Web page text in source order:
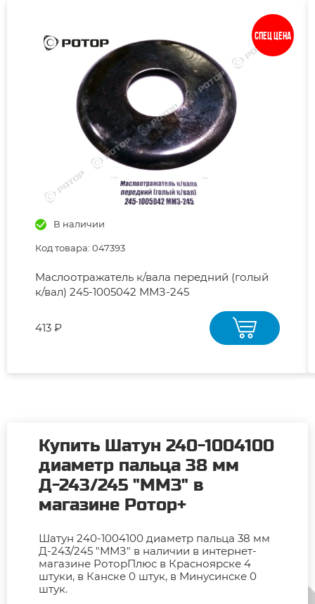
Спец цена
В наличии
Код товара: 047393
Маслоотражатель к/вала передний (голый
к/вал) 245-1005042 ММЗ-245
413 ₽
Купить Шатун 240-1004100
диаметр пальца 38 мм
Д-243/245 "ММЗ" в
магазине Ротор+
Шатун 240-1004100 диаметр пальца 38 мм
Д-243/245 "ММЗ" в наличии в интернет-
магазине РоторПлюс в Красноярске 4
штуки, в Канске 0 штук, в Минусинске 0
штук.